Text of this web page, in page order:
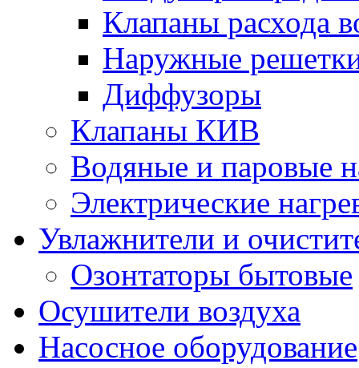
Клапаны расхода
Наружные
Диффузоры
Клапаны КИВ
Водяные и паровые
Электрические
Увлажнители и
Озонтаторы бытовые
Осушители воздуха
Насосное оборудование